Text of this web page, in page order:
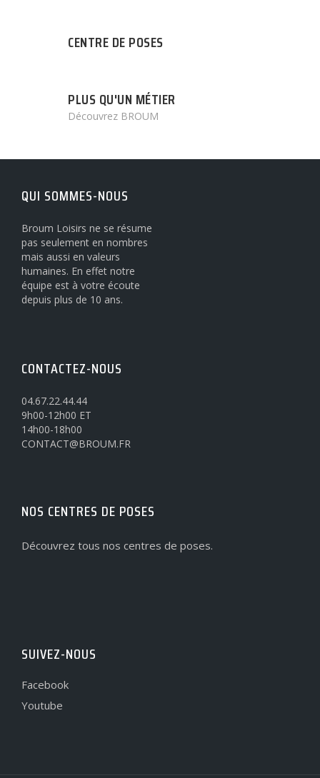
CENTRE DE POSES
PLUS QU'UN MÉTIER
Découvrez BROUM
QUI SOMMES-NOUS
Broum Loisirs ne se résume
pas seulement en nombres
mais aussi en valeurs
humaines. En effet notre
équipe est à votre écoute
depuis plus de 10 ans.
CONTACTEZ-NOUS
04.67.22.44.44
9h00-12h00 ET
14h00-18h00
CONTACT@BROUM.FR
NOS CENTRES DE POSES
Découvrez tous nos centres de poses.
SUIVEZ-NOUS
Facebook
Youtube